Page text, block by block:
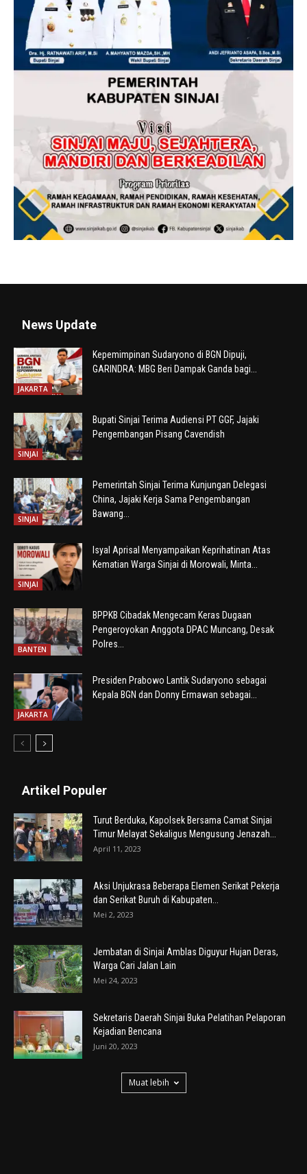
News Update
JAKARTA
Kepemimpinan Sudaryono di BGN Dipuji,
GARINDRA: MBG Beri Dampak Ganda bagi...
SINJAI
Bupati Sinjai Terima Audiensi PT GGF, Jajaki
Pengembangan Pisang Cavendish
SINJAI
Pemerintah Sinjai Terima Kunjungan Delegasi
China, Jajaki Kerja Sama Pengembangan
Bawang...
SINJAI
Isyal Aprisal Menyampaikan Keprihatinan Atas
Kematian Warga Sinjai di Morowali, Minta...
BANTEN
BPPKB Cibadak Mengecam Keras Dugaan
Pengeroyokan Anggota DPAC Muncang, Desak
Polres...
JAKARTA
Presiden Prabowo Lantik Sudaryono sebagai
Kepala BGN dan Donny Ermawan sebagai...
Artikel Populer
Turut Berduka, Kapolsek Bersama Camat Sinjai
Timur Melayat Sekaligus Mengusung Jenazah...
April 11, 2023
Aksi Unjukrasa Beberapa Elemen Serikat Pekerja
dan Serikat Buruh di Kabupaten...
Mei 2, 2023
Jembatan di Sinjai Amblas Diguyur Hujan Deras,
Warga Cari Jalan Lain
Mei 24, 2023
Sekretaris Daerah Sinjai Buka Pelatihan Pelaporan
Kejadian Bencana
Juni 20, 2023
Muat lebih